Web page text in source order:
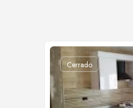
Cerrado